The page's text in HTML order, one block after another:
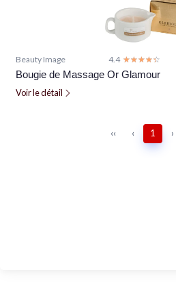
Beauty Image 4.4 ☆☆☆☆☆
★★★★★
Bougie de Massage Or Glamour
Voir le détail
‹‹ ‹ 1 ›